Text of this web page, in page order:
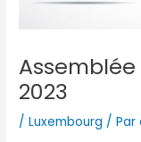
2023
/Luxembourg / Par